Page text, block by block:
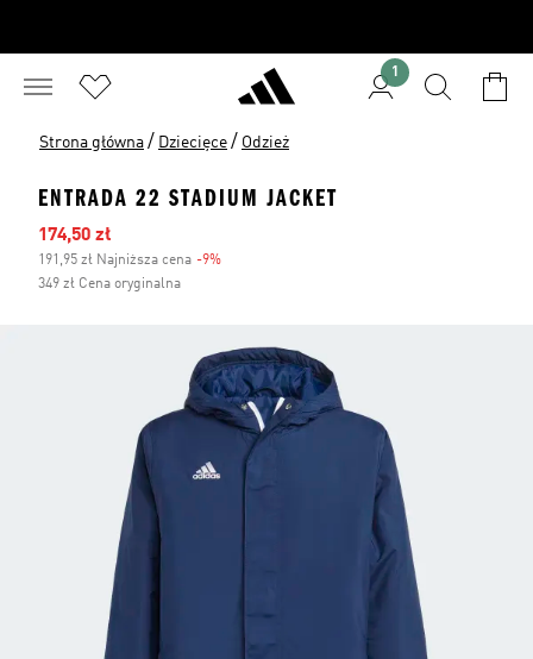
1
Strona główna / Dziecięce / Odzież
ENTRADA 22 STADIUM JACKET
Ceny na wyprzedaży
174,50 zł
191,95 zł Najniższa cena -9%
349 zł Cena oryginalna